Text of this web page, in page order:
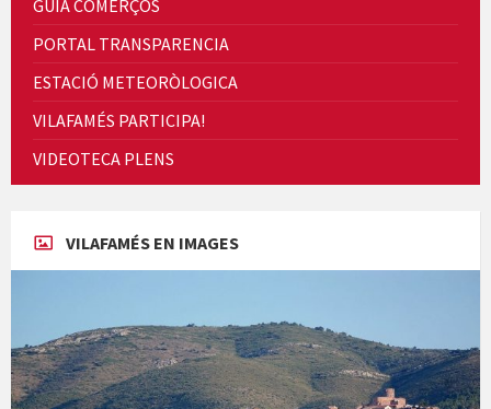
Cicle de Cine i Dones rurals
Concerts al Museu
GUIA COMERÇOS
PORTAL TRANSPARENCIA
ESTACIÓ METEORÒLOGICA
VILAFAMÉS PARTICIPA!
VIDEOTECA PLENS
VILAFAMÉS EN IMAGES